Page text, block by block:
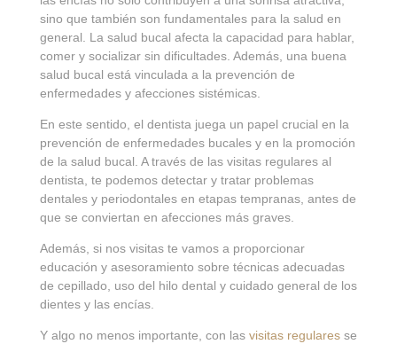
sino que también son fundamentales para la salud en
general. La salud bucal afecta la capacidad para hablar,
comer y socializar sin dificultades. Además, una buena
salud bucal está vinculada a la prevención de
enfermedades y afecciones sistémicas.
En este sentido, el dentista juega un papel crucial en la
prevención de enfermedades bucales y en la promoción
de la salud bucal. A través de las visitas regulares al
dentista, te podemos detectar y tratar problemas
dentales y periodontales en etapas tempranas, antes de
que se conviertan en afecciones más graves.
Además, si nos visitas te vamos a proporcionar
educación y asesoramiento sobre técnicas adecuadas
de cepillado, uso del hilo dental y cuidado general de los
dientes y las encías.
Y algo no menos importante, con las visitas regularesse